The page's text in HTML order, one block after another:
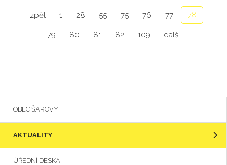
zpět 1 28 55 75 76 77 78
79 80 81 82 109 další
OBEC ŠAROVY
AKTUALITY
ÚŘEDNÍ DESKA